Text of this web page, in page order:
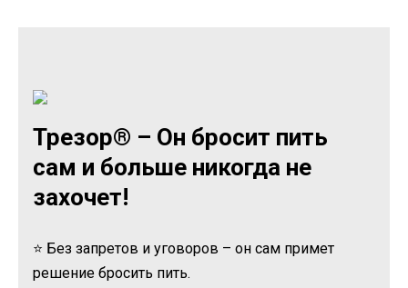
Трезор® – Он бросит пить
сам и больше никогда не
захочет!
⭐ Без запретов и уговоров – он сам примет
решение бросить пить.